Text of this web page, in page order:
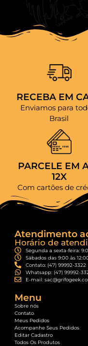
RECEBA EM
Enviamos para
Brasil
PARCELE EM
12X
Com cartões de
Atendimento
Horário de
Segunda a sexta-feira:
Sábados das 9:00 às
Contato: (47) 99992-3322
Whatsapp: (47) 99992-
E-mail:
Menu
Sobre nós
Contato
Meus Pedidos
Acompanhe Seus Pedidos
Editar Cadastro
Todos Os Produtos